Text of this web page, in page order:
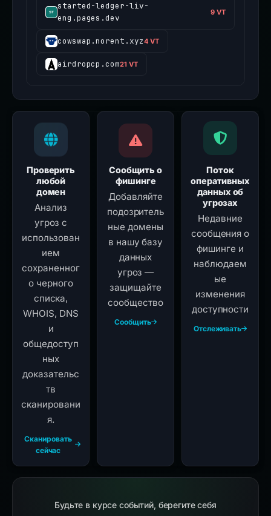
started-ledger-liv-
eng.pages.dev
9 VT
cowswap.norent.xyz4 VT
airdropcp.com21 VT
Проверить
любой
домен
Анализ
угроз с
использован
ием
сохраненног
о черного
списка,
WHOIS, DNS
и
общедоступ
ных
доказательс
тв
сканировани
я.
Сканировать
сейчас
Сообщить о
фишинге
Добавляйте
подозритель
ные домены
в нашу базу
данных
угроз —
защищайте
сообщество
Сообщить
Поток
оперативных
данных об
угрозах
Недавние
сообщения о
фишинге и
наблюдаем
ые
изменения
доступности
Отслеживать
Будьте в курсе событий, берегите себя